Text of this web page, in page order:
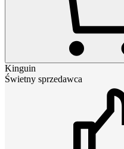
Kinguin
Świetny sprzedawca